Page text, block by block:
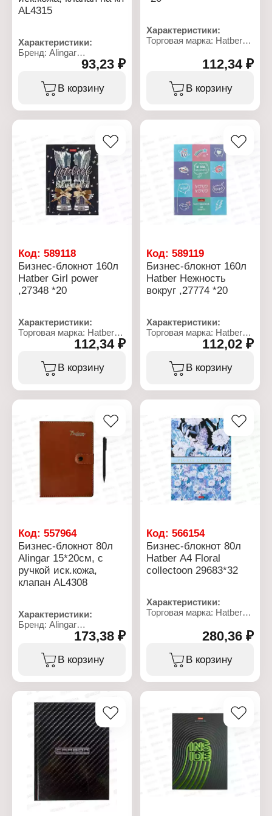
AL4315
Характеристики:
Бренд: Alingar
Артикул: AL4315
Тип товара: Блокнот
Вариация: бизнес -
блокнот
Материал обложки:
искуственная кожа
Тип закрывания: Клапан
на кнопке
Тип скрепления:
переплет
93,23 ₽
В корзину
Характеристики:
Торговая марка: Hatber
Тип товара: Блокнот
Вариация: бизнес -
блокнот
Дизайн: "For you"
Количество листов: 160
л
Плотность бумаги: 60 г/
Тип скрепления:
интегральный переплет
Материал блока: офсет
112,34 ₽
В корзину
Код: 589118
Бизнес-блокнот 160л
Hatber Girl power
,27348 *20
Характеристики:
Торговая марка: Hatber
Артикул: 75768
Тип товара: Блокнот
Вариация: бизнес -
блокнот
Линовка: клетка
Плотность бумаги: 60 г/
Тип скрепления:
интегральный переплет
Материал блока: офсет
112,34 ₽
В корзину
Код:589119
Бизнес-блокнот 160л
Hatber Нежность
вокруг ,27774 *20
Характеристики:
Торговая марка: Hatber
Артикул: 27774
Тип товара: Блокнот
Вариация: бизнес -
блокнот
Количество листов: 160
Линовка: клетка
Плотность бумаги: 60 г/
Тип скрепления:
интегральный переплет
Материал блока: офсет
112,02 ₽
В корзину
Код: 557964
Бизнес-блокнот 80л
Alingar 15*20см, с
ручкой иск.кожа,
клапан AL4308
Характеристики:
Бренд: Alingar
Артикул: AL4308
Тип товара: Блокнот
Вариация: бизнес -
блокнот
Количество листов: 80 л
Линовка: клетка
Материал обложки:
искуственная кожа
Тип закрывания: Клапан
на кнопке
Тип скрепления блока:
переплет
Особенность: съемная
обложка
173,38 ₽
В корзину
Код:566154
Бизнес-блокнот 80л
Hatber А4 Floral
collectoon 29683*32
Характеристики:
Торговая марка: Hatber
Тип товара: Блокнот
Вариация: бизнес -
блокнот
Дизайн: "Floral collection"
Количество листов: 80 л
Эффекты обложки:
матовая ламинация
Вид блока: 5-ти цветный
Линовка: клетка
Плотность бумаги: 60 г/
Материал блока: офсет
Размер: 210х290 мм
280,36 ₽
В корзину